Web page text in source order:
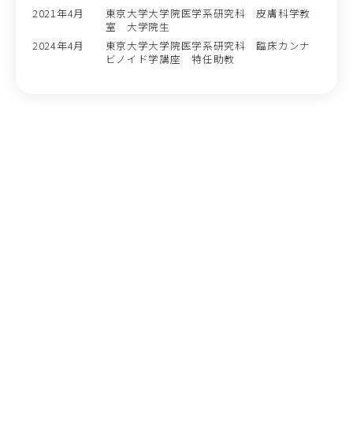
2021年4月
東京大学大学院医学系研究科 皮膚科学教
室 大学院生
2024年4月
東京大学大学院医学系研究科 臨床カンナ
ビノイド学講座 特任助教